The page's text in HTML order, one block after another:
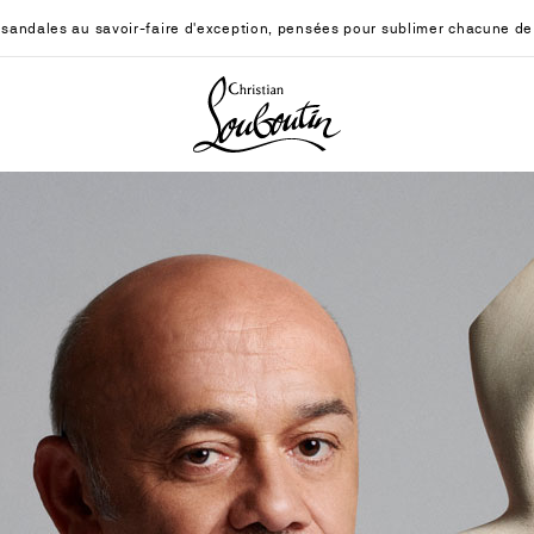
au savoir-faire d'exception, pensées pour sublimer chacune de
Christian Louboutin - Accueil